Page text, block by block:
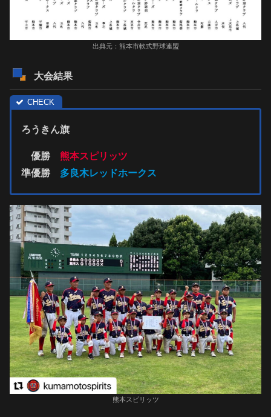
出典元：熊本市軟式野球連盟
大会結果
ろうきん旗
優勝
熊本スピリッツ
準優勝
多良木レッドホークス
熊本スピリッツ